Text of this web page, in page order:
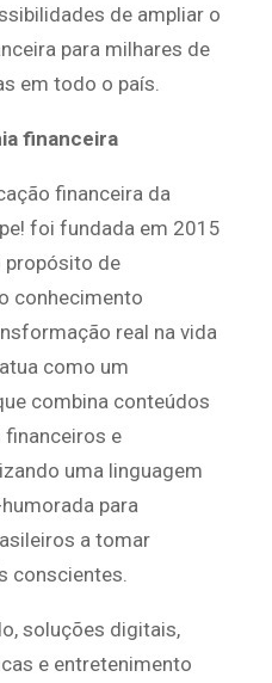
de ampliar o
para milhares de
em todo o país.
financeira
financeira da
foi fundada em 2015
propósito de
conhecimento
real na vida
como um
combina conteúdos
e
uma linguagem
para
a tomar
conscientes.
soluções digitais,
e entretenimento